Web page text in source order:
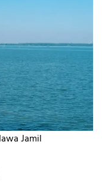
Jamil